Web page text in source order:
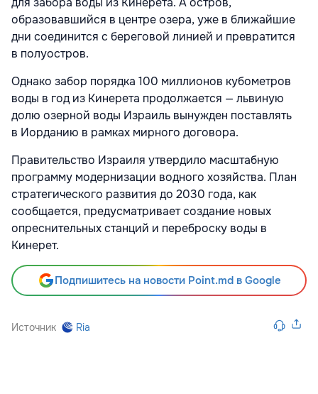
образовавшийся в центре озера, уже в ближайшие
дни соединится с береговой линией и превратится
в полуостров.
Однако забор порядка 100 миллионов кубометров
воды в год из Кинерета продолжается — львиную
долю озерной воды Израиль вынужден поставлять
в Иорданию в рамках мирного договора.
Правительство Израиля утвердило масштабную
программу модернизации водного хозяйства. План
стратегического развития до 2030 года, как
сообщается, предусматривает создание новых
опреснительных станций и переброску воды в
Кинерет.
Подпишитесь на новости Point.md в Google
Источник Ria